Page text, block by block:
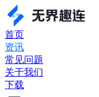
首页
资讯
常见问题
关于我们
下载